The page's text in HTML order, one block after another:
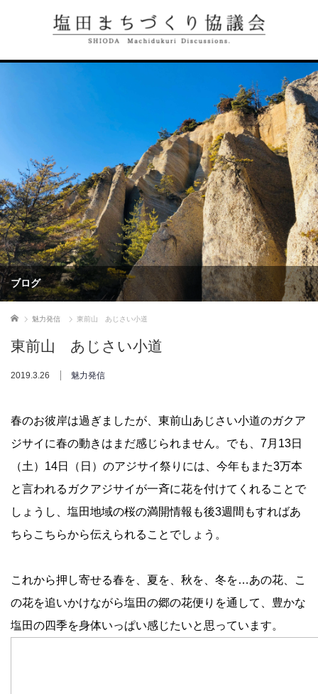
ブログ
ホーム 魅力発信 東前山 あじさい小道
東前山 あじさい小道
2019.3.26 魅力発信
春のお彼岸は過ぎましたが、東前山あじさい小道のガクア
ジサイに春の動きはまだ感じられません。 でも、 7月 13日
（土） 14日（日）のアジサイ祭りには、今年もまた3万本
と言われるガクアジサイが一斉に花を付けてくれることで
しょうし、塩田地域の桜の満開情報も後3週間もすればあ
ちらこちらから伝えられることでしょう。
これから押し寄せる春を、夏を、秋を、冬を…あの花、こ
の花を追いかけながら塩田の郷の花便りを通して、豊かな
塩田の四季を身体いっぱい感じたいと思っています。